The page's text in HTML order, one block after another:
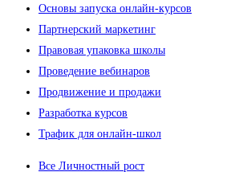
Основы запуска онлайн-курсов
Партнерский маркетинг
Правовая упаковка школы
Проведение вебинаров
Продвижение и продажи
Разработка курсов
Трафик для онлайн-школ
Все Личностный рост